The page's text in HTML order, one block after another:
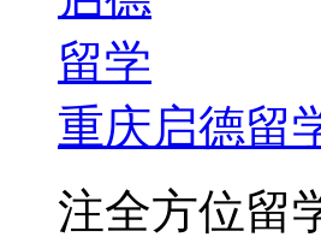
重庆启德留
注全方位留